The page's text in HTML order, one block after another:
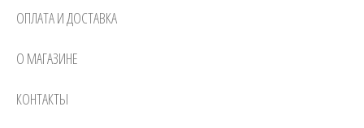
ОПЛАТА И ДОСТАВКА
О МАГАЗИНЕ
КОНТАКТЫ